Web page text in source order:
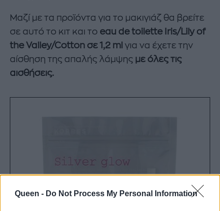
Queen - Do Not Process My Personal Information
Μαζί με τα προϊόντα για το μακιγιάζ θα βρείτε
σε αυτό το κιτ και το eau de toilette Iris/Lily of
the Valley/Cotton σε 1,2 ml για να έχετε την
αίσθηση της απαλής λάμψης με όλες τις
αισθήσεις.